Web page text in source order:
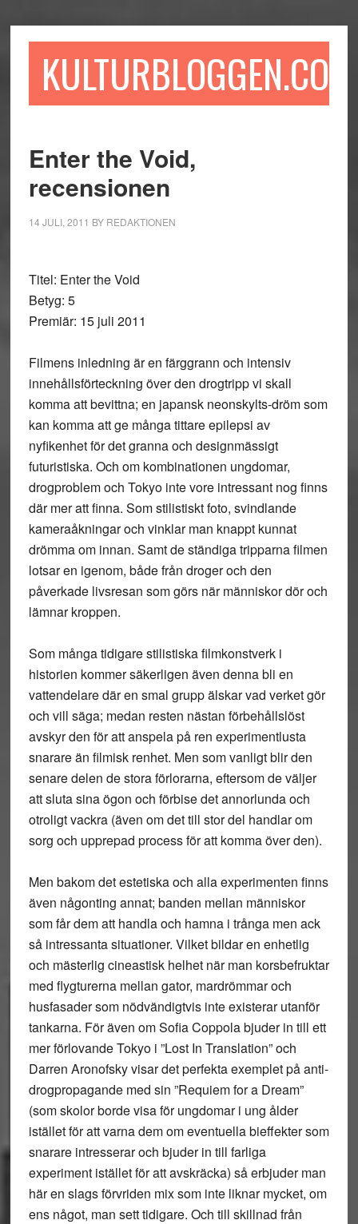
till
till
sidofältet
till
KULTURBLOGGEN.COM
Enter the Void,
recensionen
14 JULI, 2011 BY REDAKTIONEN
Titel: Enter the Void
Betyg: 5
Premiär: 15 juli 2011
Filmens inledning är en färggrann och intensiv
innehållsförteckning över den drogtripp vi skall
komma att bevittna; en japansk neonskylts-dröm som
kan komma att ge många tittare epilepsi av
nyfikenhet för det granna och designmässigt
futuristiska. Och om kombinationen ungdomar,
drogproblem och Tokyo inte vore intressant nog finns
där mer att finna. Som stilistiskt foto, svindlande
kameraåkningar och vinklar man knappt kunnat
drömma om innan. Samt de ständiga tripparna filmen
lotsar en igenom, både från droger och den
påverkade livsresan som görs när människor dör och
lämnar kroppen.
Som många tidigare stilistiska filmkonstverk i
historien kommer säkerligen även denna bli en
vattendelare där en smal grupp älskar vad verket gör
och vill säga; medan resten nästan förbehållslöst
avskyr den för att anspela på ren experimentlusta
snarare än filmisk renhet. Men som vanligt blir den
senare delen de stora förlorarna, eftersom de väljer
att sluta sina ögon och förbise det annorlunda och
otroligt vackra (även om det till stor del handlar om
sorg och upprepad process för att komma över den).
Men bakom det estetiska och alla experimenten finns
även någonting annat; banden mellan människor
som får dem att handla och hamna i trånga men ack
så intressanta situationer. Vilket bildar en enhetlig
och mästerlig cineastisk helhet när man korsbefruktar
med flygturerna mellan gator, mardrömmar och
husfasader som nödvändigtvis inte existerar utanför
tankarna. För även om Sofia Coppola bjuder in till ett
mer förlovande Tokyo i ”Lost In Translation” och
Darren Aronofsky visar det perfekta exemplet på anti-
drogpropagande med sin ”Requiem for a Dream”
(som skolor borde visa för ungdomar i ung ålder
istället för att varna dem om eventuella bieffekter som
snarare intresserar och bjuder in till farliga
experiment istället för att avskräcka) så erbjuder man
här en slags förvriden mix som inte liknar mycket, om
ens något, man sett tidigare. Och till skillnad från